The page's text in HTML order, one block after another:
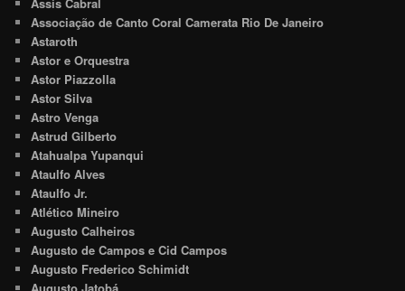
Associação de Canto Coral Camerata Rio De Janeiro
Astaroth
Astor e Orquestra
Astor Piazzolla
Astor Silva
Astro Venga
Astrud Gilberto
Atahualpa Yupanqui
Ataulfo Alves
Ataulfo Jr.
Atlético Mineiro
Augusto Calheiros
Augusto de Campos e Cid Campos
Augusto Frederico Schimidt
Augusto Jatobá